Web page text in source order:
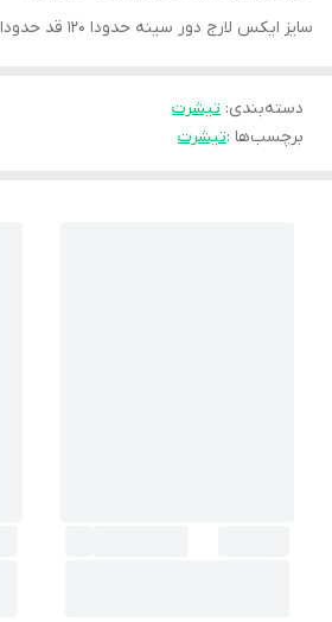
سایز ایکس لارج دور سینه حدودا ۱۲۰ قد حدودا ۶۸
دسته‌بندی: تيشرت
برچسب‌ها :تيشرت